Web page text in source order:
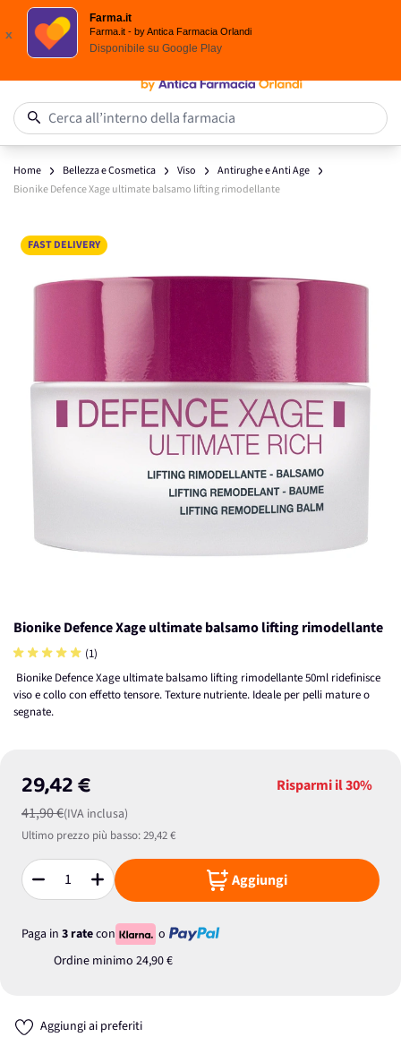
Spedizione
x
Farma.it
Farma.it - by Antica Farmacia Orlandi
Disponibile su Google Play
Salta al contenuto
Cerca all’interno della farmacia
Home Bellezza e Cosmetica Viso
Antirughe e Anti Age
Bionike Defence Xage ultimate balsamo lifting rimodellante
FAST DELIVERY
Main image
Click to view image in fullscreen
Bionike Defence Xage ultimate balsamo lifting rimodellante
(1)
Bionike Defence Xage ultimate balsamo lifting rimodellante 50ml ridefinisce
viso e collo con effetto tensore. Texture nutriente. Ideale per pelli mature o
segnate.
29,42 €
41,90 €(IVA inclusa)
Risparmi il30%
Ultimo prezzo più basso:29,42 €
Quantità Aggiungi
Paga in 3 ratecon
o
Ordine minimo 24,90 €
Aggiungi ai preferiti